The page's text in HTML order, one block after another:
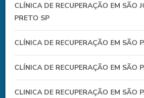
CLÍNICA DE RECUPERAÇÃO EM SÃO
PRETO SP
CLÍNICA DE RECUPERAÇÃO EM SÃO
CLÍNICA DE RECUPERAÇÃO EM SÃO
CLINICA DE RECUPERAÇÃO EM SÃO